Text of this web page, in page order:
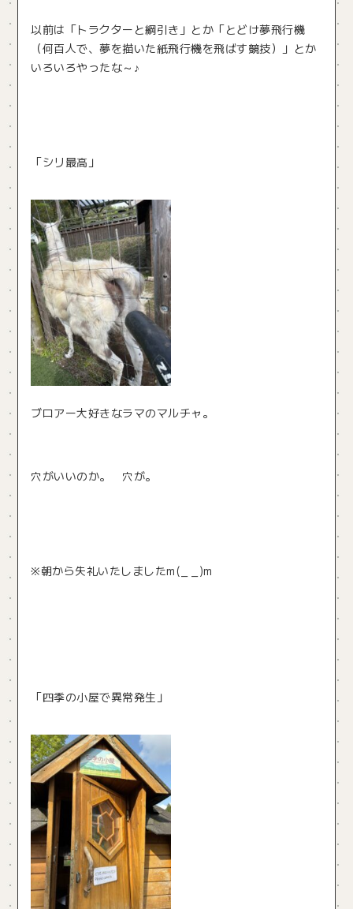
以前は「トラクターと綱引き」とか「とどけ夢飛行機
（何百人で、夢を描いた紙飛行機を飛ばす競技）」とか
いろいろやったな～♪
「シリ最高」
ブロアー大好きなラマのマルチャ。
穴がいいのか。 穴が。
※朝から失礼いたしましたm(_ _)m
「四季の小屋で異常発生」